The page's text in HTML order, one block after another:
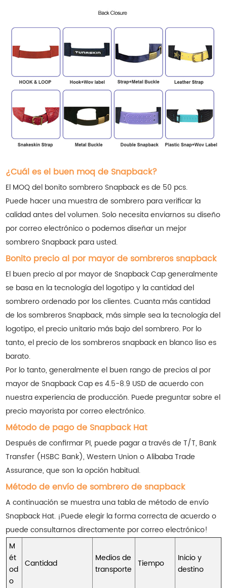
¿Cuál es el buen moq de Snapback?
El MOQ del bonito sombrero Snapback es de 50 pcs.
Puede hacer una muestra de sombrero para verificar la
calidad antes del volumen. Solo necesita enviarnos su diseño
por correo electrónico o podemos diseñar un mejor
sombrero Snapback para usted.
Bonito precio al por mayor de sombreros snapback
El buen precio al por mayor de Snapback Cap generalmente
se basa en la tecnología del logotipo y la cantidad del
sombrero ordenado por los clientes. Cuanta más cantidad
de los sombreros Snapback, más simple sea la tecnología del
logotipo, el precio unitario más bajo del sombrero. Por lo
tanto, el precio de los sombreros snapback en blanco liso es
barato.
Por lo tanto, generalmente el buen rango de precios al por
mayor de Snapback Cap es 4.5-8.9 USD de acuerdo con
nuestra experiencia de producción. Puede preguntar sobre el
precio mayorista por correo electrónico.
Método de pago de Snapback Hat
Después de confirmar PI, puede pagar a través de T/T, Bank
Transfer (HSBC Bank), Western Union o Alibaba Trade
Assurance, que son la opción habitual.
Método de envío de sombrero de snapback
A continuación se muestra una tabla de método de envío
Snapback Hat. ¡Puede elegir la forma correcta de acuerdo o
puede consultarnos directamente por correo electrónico!
M
ét
od
o
Cantidad
Medios de
transporte
Tiempo
Inicio y
destino